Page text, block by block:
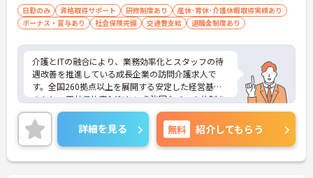
【IT化と手厚いフォロー体制により、業務のストレ
スを軽減できます】
・記録票の提出やシフト確認をすべてスマートフォ
ンで行えるため、手書きの書類作成や事業所への移
動の手間が省けケア業務に集中できます
・定期的な面談を通じて上司がフォローする体制が
あり、訪問介護でありながら孤立することなくチー
ムの支援を受けながら業務に取り組めます
日勤のみ 資格取得サポート 研修制度あり
産休･育休･介護休暇取得実績あり
ボーナス・賞与あり
社会保険完備 交通費支給 退職金制度あり
介護とITの融合により、業務効率化とスタッフの待
遇改善を推進している成長企業の訪問介護求人で
す。全国260拠点以上を展開する安定した経営基盤
のもと、正社員比率94%という強固なチーム体制を
構築しています。介護福祉士資格手当や年2回の評価
面談など、専門資格と成果が収入に直結する仕組み
が整っています。夜勤なしの完全週休2日制（曜日固
定）を採用し、日々の記録業務はスマートフォンで
完結するため、施設勤務特有の不規則なシフトや煩
詳細を見る 無料 紹介してもらう